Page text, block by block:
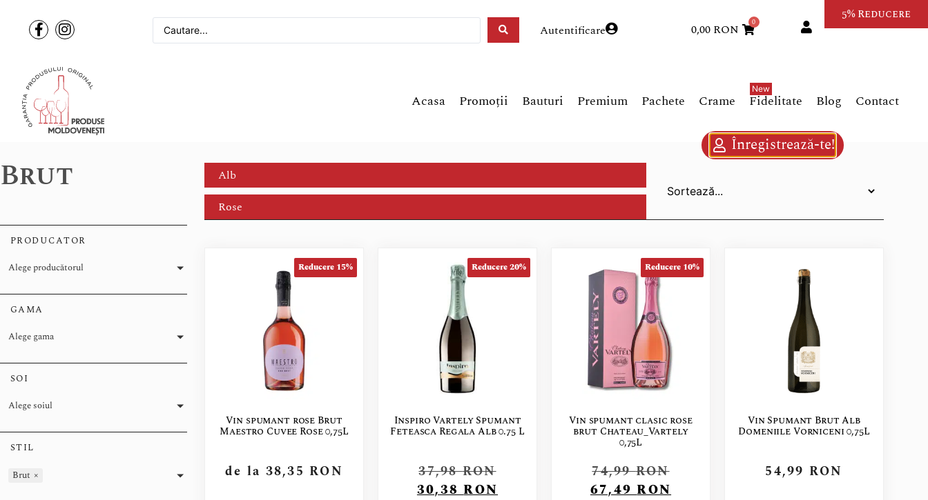
Autentificare 0,00 RON 0 5% Reducere
Acasa Promoții Bauturi Premium Pachete Crame Fidelitate Blog Contact
Brut
PRODUCATOR
Alege producătorul
GAMA
Alege gama
SOI
Alege soiul
STIL
Brut ×
Alb
Rose
Reducere 15%
Vin spumant rose Brut
Maestro Cuvee Rose 0,75L
de la 38,35 RON
Reducere 20%
Inspiro Vartely Spumant
Feteasca Regala Alb 0.75 L
37,98RON
30,38RON
Reducere 10%
Vin spumant clasic rose
brut Chateau_Vartely
0,75L
74,99RON
67,49RON
Vin Spumant Brut Alb
Domeniile Vorniceni 0,75L
54,99 RON
Înregistrează-te!